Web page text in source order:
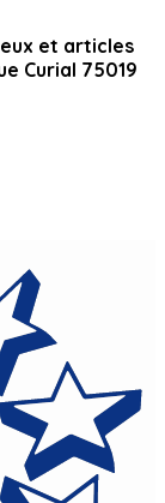
et articles
Curial 75019